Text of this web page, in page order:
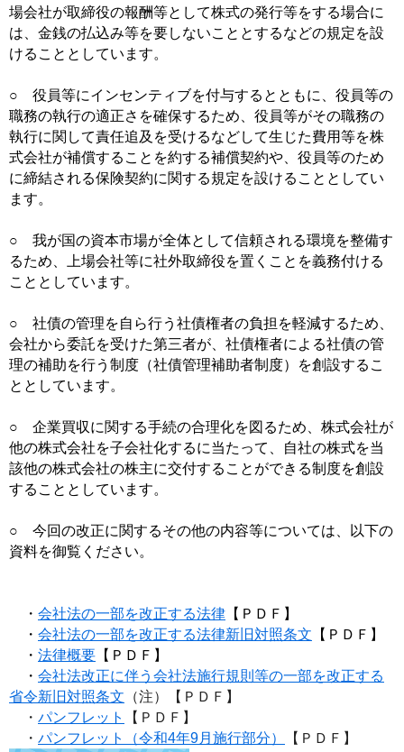
場会社が取締役の報酬等として株式の発行等をする場合に
は、金銭の払込み等を要しないこととするなどの規定を設
けることとしています。
○ 役員等にインセンティブを付与するとともに、役員等の
職務の執行の適正さを確保するため、役員等がその職務の
執行に関して責任追及を受けるなどして生じた費用等を株
式会社が補償することを約する補償契約や、役員等のため
に締結される保険契約に関する規定を設けることとしてい
ます。
○ 我が国の資本市場が全体として信頼される環境を整備す
るため、上場会社等に社外取締役を置くことを義務付ける
こととしています。
○ 社債の管理を自ら行う社債権者の負担を軽減するため、
会社から委託を受けた第三者が、社債権者による社債の管
理の補助を行う制度（社債管理補助者制度）を創設するこ
ととしています。
○ 企業買収に関する手続の合理化を図るため、株式会社が
他の株式会社を子会社化するに当たって、自社の株式を当
該他の株式会社の株主に交付することができる制度を創設
することとしています。
○ 今回の改正に関するその他の内容等については、以下の
資料を御覧ください。
・ 会社法の一部を改正する法律 【ＰＤＦ】
・ 会社法の一部を改正する法律新旧対照条文 【ＰＤＦ】
・ 法律概要 【ＰＤＦ】
・ 会社法改正に伴う会社法施行規則等の一部を改正する
省令新旧対照条文 （注）【ＰＤＦ】
・ パンフレット
【ＰＤＦ】
・ パンフレット（令和4年9月施行部分） 【ＰＤＦ】